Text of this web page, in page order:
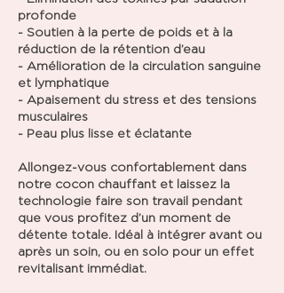
profonde
- Soutien à la perte de poids et à la
réduction de la rétention d’eau
- Amélioration de la circulation sanguine
et lymphatique
- Apaisement du stress et des tensions
musculaires
- Peau plus lisse et éclatante
Allongez-vous confortablement dans
notre cocon chauffant et laissez la
technologie faire son travail pendant
que vous profitez d’un moment de
détente totale. Idéal à intégrer avant ou
après un soin, ou en solo pour un effet
revitalisant immédiat.